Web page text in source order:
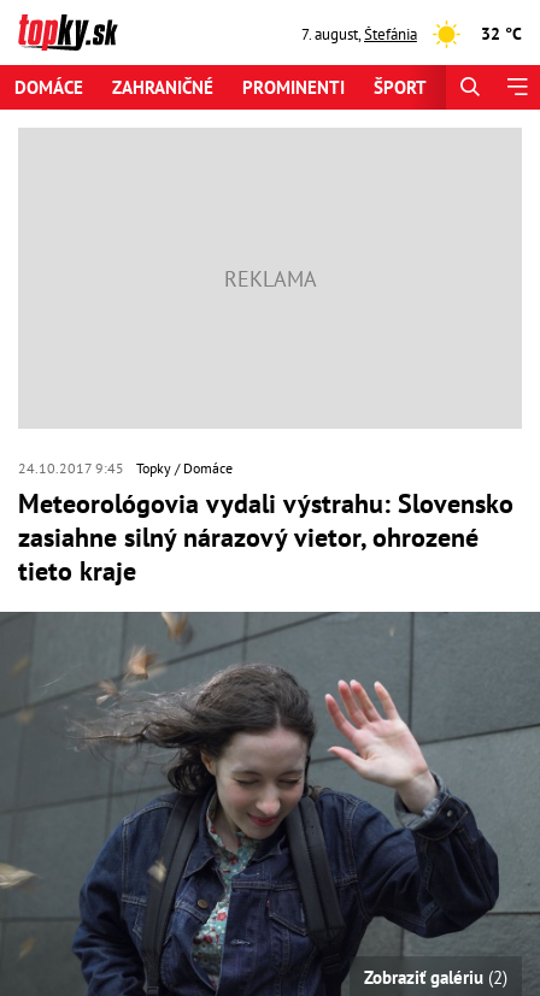
7. august,Štefánia 32 °C
DOMÁCE ZAHRANIČNÉ PROMINENTI ŠPORT
24.10.2017 9:45 Topky Domáce
Meteorológovia vydali výstrahu: Slovensko
zasiahne silný nárazový vietor, ohrozené
tieto kraje
Zobraziť galériu (2)